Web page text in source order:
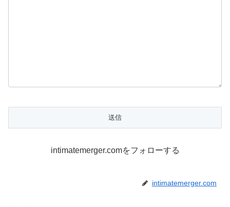
intimatemerger.comをフォローする
intimatemerger.com